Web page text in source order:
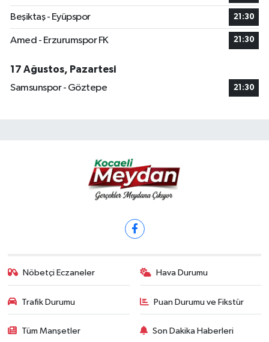
Beşiktaş - Eyüpspor 21:30
Amed - Erzurumspor FK 21:30
17 Ağustos, Pazartesi
Samsunspor - Göztepe
21:30
Nöbetçi Eczaneler Hava Durumu
Trafik Durumu Puan Durumu ve Fikstür
Tüm Manşetler Son Dakika Haberleri